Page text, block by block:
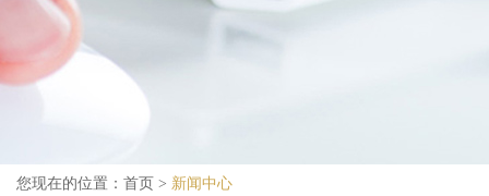
您现在的位置： 首页 > 新闻中心